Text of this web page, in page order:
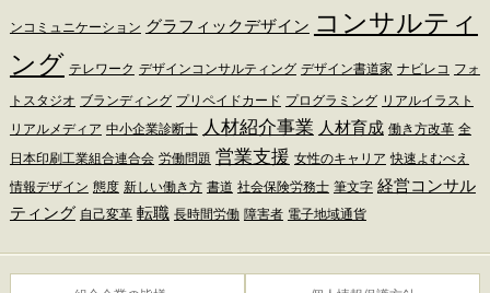
ンコミュニケーション グラフィックデザイン コンサルティ
ング テレワーク デザインコンサルティング デザイン書道家 ナビレコ フォ
トスタジオ ブランディング プリペイドカード プログラミング リアルイラスト
リアルメディア 中小企業診断士 人材紹介事業 人材育成 働き方改革 全
日本印刷工業組合連合会 労働問題 営業支援 女性のキャリア 快速よむべえ
情報デザイン 態度 新しい働き方 書道 社会保険労務士 筆文字 経営コンサル
ティング 自己変革 転職 長時間労働 障害者 電子地域通貨